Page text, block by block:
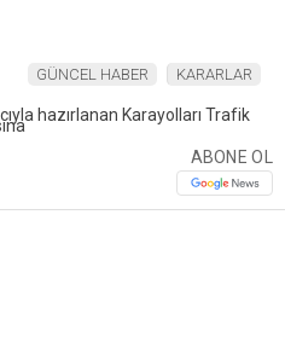
GÜNCEL HABER KARARLAR
ABONE OL